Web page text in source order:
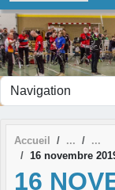
Accueil
16 novembre
16